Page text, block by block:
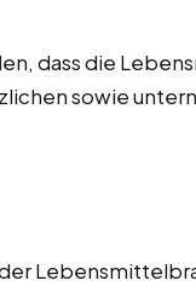
dass die
sowie